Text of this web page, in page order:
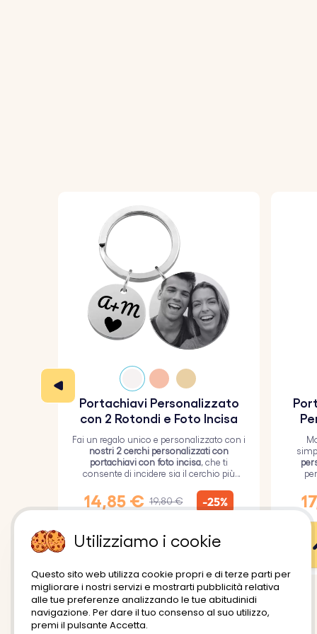
Colore: grigio, marrone
Portachiavi Personalizzato
con 2 Rotondi e Foto Incisa
Fai un regalo unico e personalizzato con i
nostri 2 cerchi personalizzati con
portachiavi con foto incisa, che ti
consente di incidere sia il cerchio più
sia il cerchio più piccolo con del testo.
14,85 € 19,80 € -25%
Personalizzazione
Utilizziamo i cookie
Questo sito web utilizza cookie propri e di terze parti per
migliorare i nostri servizi e mostrarti pubblicità relativa
alle tue preferenze analizzando le tue abitudinidi
navigazione. Per dare il tuo consenso al suo utilizzo,
premi il pulsante Accetta.